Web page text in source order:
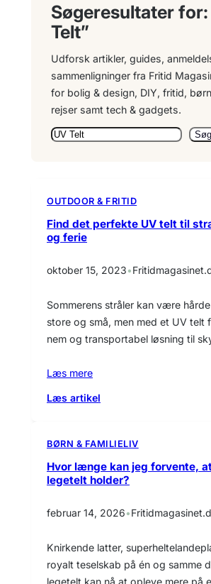
Søgeresultater for:
Telt”
Udforsk artikler, guides,
sammenligninger fra Fritid
for bolig & design, DIY, fritid,
rejser samt tech & gadgets.
Søg
Søg
OUTDOOR & FRITID
Find det perfekte UV telt til
og ferie
oktober 15, 2023•
Sommerens stråler kan være
store og små, men med et UV telt
nem og transportabel løsning til
Læs mere
Læs artikel
perfekte
UV
telt
strand,
ferie
BØRN & FAMILIELIV
Hvor længe kan jeg forvente,
legetelt holder?
februar 14, 2026•
Knirkende latter,
royalt teselskab på én og samme
legetelt kan nå at opleve mere på